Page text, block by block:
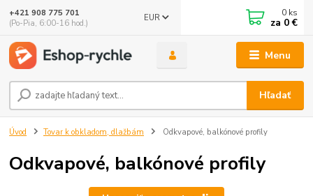
Menu
EUR
Hľadať
+421 908 775 701
(Po-Pia, 6:00-16 hod.)
0 ks
za 0 €
Úvod Tovar k obkladom, dlažbám Odkvapové, balkónové profily
Odkvapové, balkónové profily